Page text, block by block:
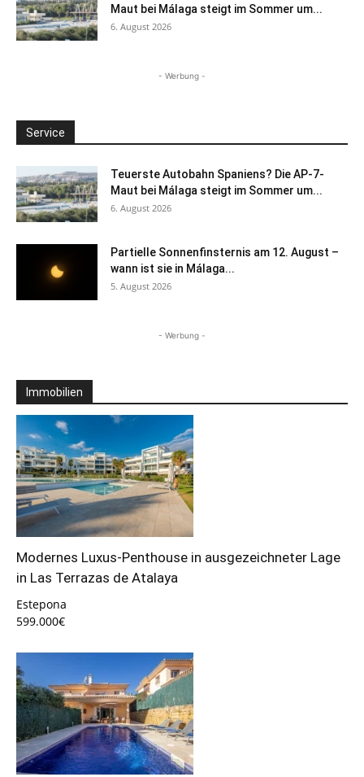
Maut bei Málaga steigt im Sommer um...
6. August 2026
- Werbung -
Service
Teuerste Autobahn Spaniens? Die AP-7-
Maut bei Málaga steigt im Sommer um...
6. August 2026
Partielle Sonnenfinsternis am 12. August –
wann ist sie in Málaga...
5. August 2026
- Werbung -
Immobilien
Modernes Luxus-Penthouse in ausgezeichneter Lage
in Las Terrazas de Atalaya
Estepona
599.000€